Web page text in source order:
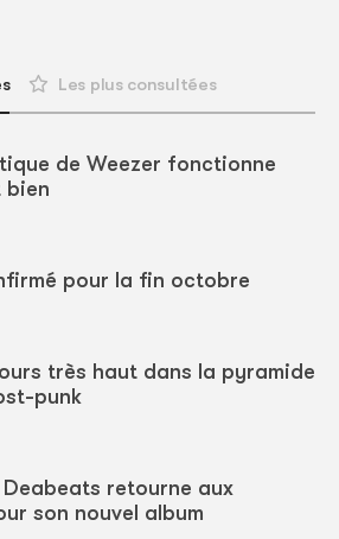
Les plus consultées
de Weezer fonctionne
bien
pour la fin octobre
très haut dans la pyramide
punk
Deabeats retourne aux
son nouvel album